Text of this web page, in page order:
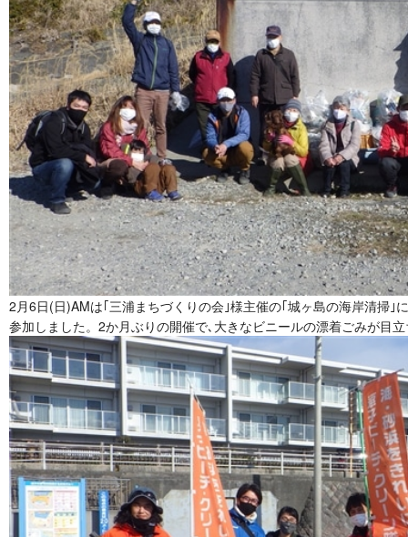
2月6日(日)AMは｢三浦まちづくりの会｣様主催の｢城ヶ島の海岸清掃｣
参加しました。2か月ぶりの開催で､大きなビニールの漂着ごみが目